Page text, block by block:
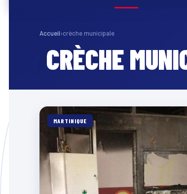
Accueil›crèche municipale
CRÈCHE
MARTINIQUE